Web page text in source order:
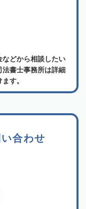
どから相談したい
書士事務所は詳細
す。
合わせ